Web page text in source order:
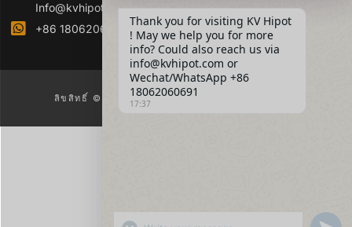
Info@kvhipot.com
+86 18062060691
ลิขสิทธิ์ © 2025 KV Hipot สงวนลิขสิทธิ์ทุกประการ
Thank you for visiting KV Hipot
! May we help you for more
info? Could also reach us via
info@kvhipot.com or
Wechat/WhatsApp +86
18062060691
17:37
SHOW EMOJIS